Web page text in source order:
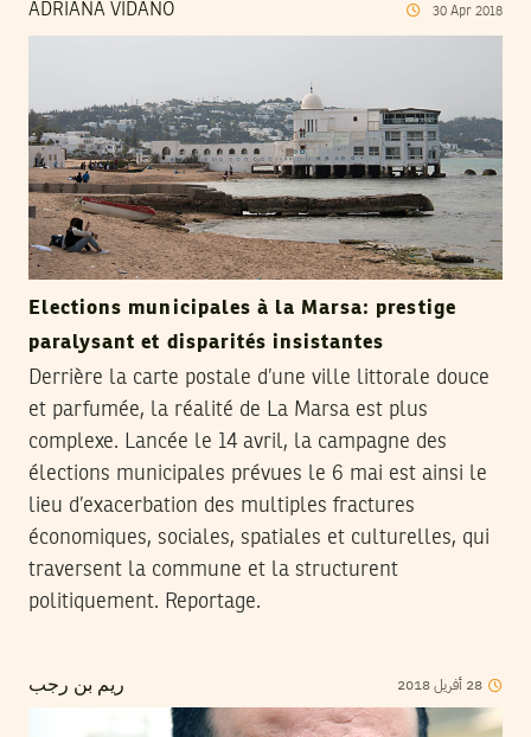
ADRIANA VIDANO 30 Apr 2018
Elections municipales à la Marsa: prestige
paralysant et disparités insistantes
Derrière la carte postale d’une ville littorale douce
et parfumée, la réalité de La Marsa est plus
complexe. Lancée le 14 avril, la campagne des
élections municipales prévues le 6 mai est ainsi le
lieu d’exacerbation des multiples fractures
économiques, sociales, spatiales et culturelles, qui
traversent la commune et la structurent
politiquement. Reportage.
ريم بن رجب 28 أفريل2018